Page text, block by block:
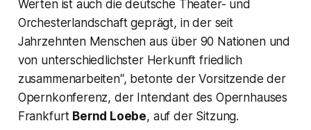
Werten ist auch die deutsche Theater- und
Orchesterlandschaft geprägt, in der seit
Jahrzehnten Menschen aus über 90 Nationen und
von unterschiedlichster Herkunft friedlich
zusammenarbeiten“, betonte der Vorsitzende der
Opernkonferenz, der Intendant des Opernhauses
Frankfurt Bernd Loebe, auf der Sitzung.